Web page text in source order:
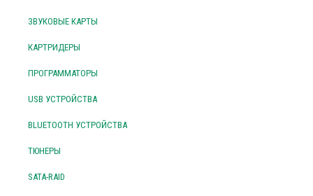
ЗВУКОВЫЕ КАРТЫ
КАРТРИДЕРЫ
ПРОГРАММАТОРЫ
USB УСТРОЙСТВА
BLUETOOTH УСТРОЙСТВА
ТЮНЕРЫ
SATA-RAID